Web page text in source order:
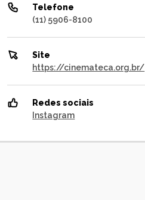
Telefone
(11) 5906-8100
Site
https://cinemateca.org.br/
Redes sociais
Instagram